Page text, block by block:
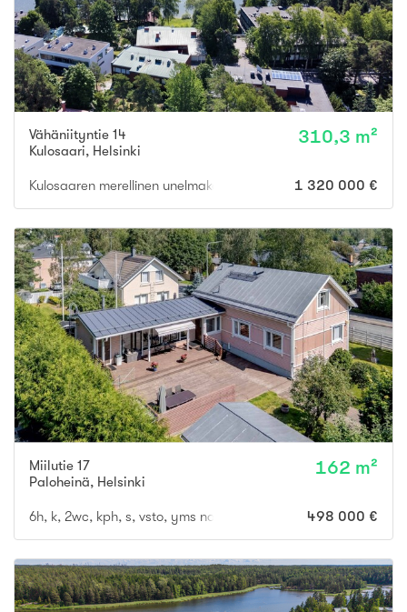
Vähäniityntie 14
Kulosaari, Helsinki
310,3 m²
Kulosaaren merellinen unelmakoti | Oma uima-allas | Hissi |
1 320 000 €
Miilutie 17
Paloheinä, Helsinki
162 m²
6h, k, 2wc, kph, s, vsto, yms noin 162 m2 + kellaritilat +
498 000 €